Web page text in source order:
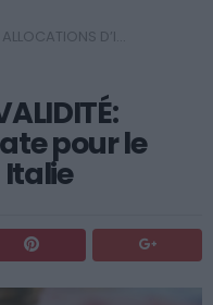
ALLOCATIONS D’INVALIDITÉ: Prorogation de la date pour le renouvellement en Italie
pour le